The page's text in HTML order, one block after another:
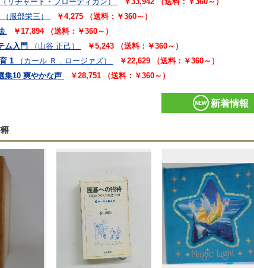
（服部栄三）
￥4,275 （送料：￥360～）
￥17,894 （送料：￥360～）
ム入門
（山谷 正己）
￥5,243 （送料：￥360～）
1
（カール Ｒ．ロージァズ）
￥22,629 （送料：￥360～）
集10 爽やかな声
￥28,751 （送料：￥360～）
新着情報